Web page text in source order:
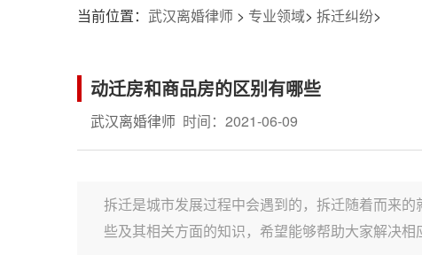
当前位置： 武汉离婚律师 > 专业领域> 拆迁纠纷>
动迁房和商品房的区别有哪些
武汉离婚律师 时间：2021-06-09
拆迁是城市发展过程中会遇到的，拆迁随着而来
些及其相关方面的知识，希望能够帮助大家解决相